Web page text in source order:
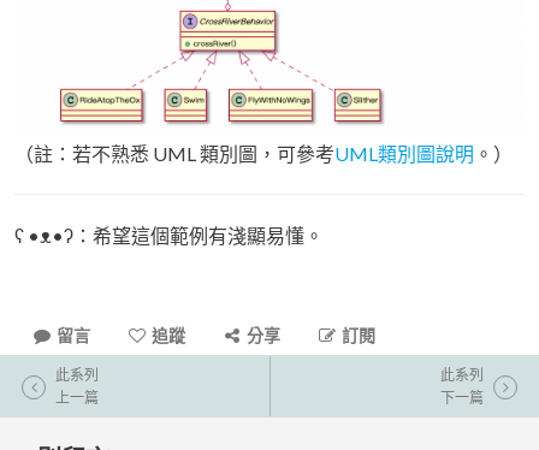
（註：若不熟悉 UML 類別圖，可參考UML類別圖說明 。）
ʕ •ᴥ•ʔ：希望這個範例有淺顯易懂。
留言 追蹤 分享 訂閱
此系列
上一篇
此系列
下一篇